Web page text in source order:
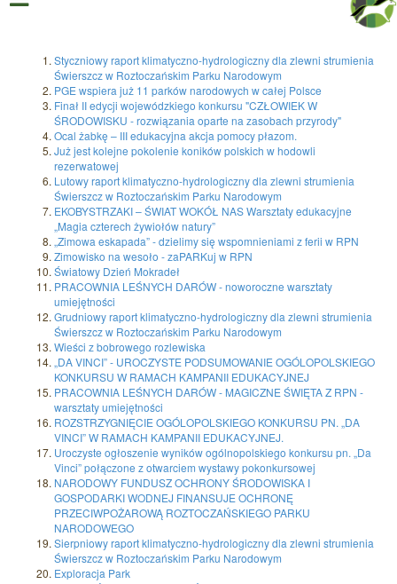
Styczniowy raport klimatyczno-hydrologiczny dla zlewni strumienia
Świerszcz w Roztoczańskim Parku Narodowym
PGE wspiera już 11 parków narodowych w całej Polsce
Finał II edycji wojewódzkiego konkursu "CZŁOWIEK W
ŚRODOWISKU - rozwiązania oparte na zasobach przyrody"
Ocal żabkę – III edukacyjna akcja pomocy płazom.
Już jest kolejne pokolenie koników polskich w hodowli
rezerwatowej
Lutowy raport klimatyczno-hydrologiczny dla zlewni strumienia
Świerszcz w Roztoczańskim Parku Narodowym
EKOBYSTRZAKI – ŚWIAT WOKÓŁ NAS Warsztaty edukacyjne
„Magia czterech żywiołów natury”
„Zimowa eskapada” - dzielimy się wspomnieniami z ferii w RPN
Zimowisko na wesoło - zaPARKuj w RPN
Światowy Dzień Mokradeł
PRACOWNIA LEŚNYCH DARÓW - noworoczne warsztaty
umiejętności
Grudniowy raport klimatyczno-hydrologiczny dla zlewni strumienia
Świerszcz w Roztoczańskim Parku Narodowym
Wieści z bobrowego rozlewiska
„DA VINCI” - UROCZYSTE PODSUMOWANIE OGÓLOPOLSKIEGO
KONKURSU W RAMACH KAMPANII EDUKACYJNEJ
PRACOWNIA LEŚNYCH DARÓW - MAGICZNE ŚWIĘTA Z RPN -
warsztaty umiejętności
ROZSTRZYGNIĘCIE OGÓLOPOLSKIEGO KONKURSU PN. „DA
VINCI” W RAMACH KAMPANII EDUKACYJNEJ.
Uroczyste ogłoszenie wyników ogólnopolskiego konkursu pn. „Da
Vinci” połączone z otwarciem wystawy pokonkursowej
NARODOWY FUNDUSZ OCHRONY ŚRODOWISKA I
GOSPODARKI WODNEJ FINANSUJE OCHRONĘ
PRZECIWPOŻAROWĄ ROZTOCZAŃSKIEGO PARKU
NARODOWEGO
Sierpniowy raport klimatyczno-hydrologiczny dla zlewni strumienia
Świerszcz w Roztoczańskim Parku Narodowym
Exploracja Park